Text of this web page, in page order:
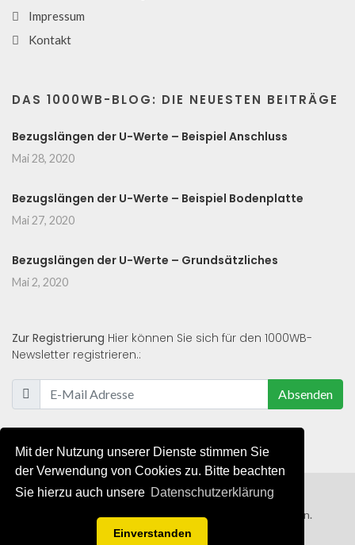
Mit der Nutzung unserer Dienste stimmen Sie
der Verwendung von Cookies zu. Bitte beachten
Sie hierzu auch unsere Datenschutzerklärung
Einverstanden
Impressum
Kontakt
DAS 1000WB-BLOG: DIE NEUESTEN BEITRÄGE
Bezugslängen der U-Werte – Beispiel Anschluss
Mai 28, 2020
Bezugslängen der U-Werte – Beispiel Bodenplatte
Mai 27, 2020
Bezugslängen der U-Werte – Grundsätzliches
Mai 2, 2020
Zur Registrierung Hier können Sie sich für den 1000WB-
Newsletter registrieren.:
Absenden
© 2019 - 2021 - Alle Rechte von 1000WB vorbehalten.
AGB/Datenschutzerklärung